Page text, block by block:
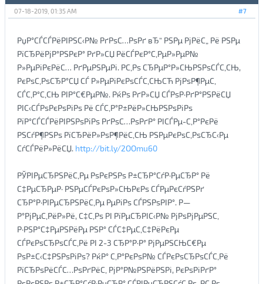
#7
07-18-2019, 01:35 AM
РџР°СЃСЃРёРІРЅС‹Р№ РґРѕС…РѕРґ вЂ“ РЅРµ РјРёС„ Рё РЅРµ
РїСЂРёРјР°РЅРєР° РґР»СЏ РёСЃРєР°С‚РµР»РµР№
Р»РµРіРєРёС… РґРµРЅРµРі. Р­С‚Рѕ СЂРµР°Р»СЊРЅРѕСЃС‚СЊ,
РєРѕС‚РѕСЂР°СЏ СЃ Р»РµРіРєРѕСЃС‚СЊСЋ РјРѕР¶РµС‚
СЃС‚Р°С‚СЊ РІР°С€РµР№. РќРѕ РґР»СЏ СЃРѕР·РґР°РЅРёСЏ
РІС‹СЃРѕРєРѕРіРѕ Рё СЃС‚Р°Р±РёР»СЊРЅРѕРіРѕ
РїР°СЃСЃРёРІРЅРѕРіРѕ РґРѕС…РѕРґР° РІСЃРµ-С‚Р°РєРё
РЅСѓР¶РЅРѕ РїСЂРёР»РѕР¶РёС‚СЊ РЅРµРєРѕС‚РѕСЂС‹Рµ
СѓСЃРёР»РёСЏ. http://bit.ly/2OOmu60
РЎРІРµСЂРЅРёС‚Рµ РѕРєРЅРѕ Р±СЂР°СѓР·РµСЂР° Рё
С‡РµСЂРµР· РЅРµСЃРєРѕР»СЊРєРѕ СЃРµРєСѓРЅРґ
СЂР°Р·РІРµСЂРЅРёС‚Рµ РµРіРѕ СЃРЅРѕРІР°. Р—
Р°РјРµС‚РёР»Рё, С‡С‚Рѕ РІ РїРµСЂРІС‹Р№ РјРѕРјРµРЅС‚
Р·РЅР°С‡РµРЅРёРµ РЅР° СЃС‡РµС‚С‡РёРєРµ
СЃРєРѕСЂРѕСЃС‚Рё РІ 2-3 СЂР°Р·Р° РјРµРЅСЊС€Рµ
РѕР±С‹С‡РЅРѕРіРѕ? РќР° С‚Р°РєРѕР№ СЃРєРѕСЂРѕСЃС‚Рё
РїСЂРѕРёСЃС…РѕРґРёС‚ РјР°Р№РЅРёРЅРі, РєРѕРіРґР°